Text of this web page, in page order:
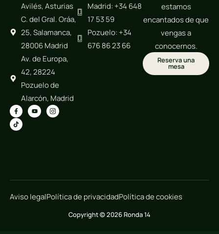
Avilés, Asturias
C. del Gral. Oráa,
25, Salamanca,
28006 Madrid
Av. de Europa,
42, 28224
Pozuelo de
Alarcón, Madrid
Madrid: +34 648
17 53 59
Pozuelo: +34
676 86 23 66
estamos
encantados de que
vengas a
conocernos.
Reserva una
mesa
Copyright © 2026 Ronda 14
Aviso legalPolítica de privacidadPolítica de cookies